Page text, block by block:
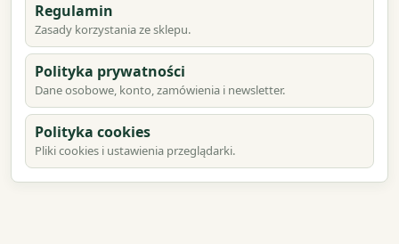
Regulamin
Zasady korzystania ze sklepu.
Polityka prywatności
Dane osobowe, konto, zamówienia i newsletter.
Polityka cookies
Pliki cookies i ustawienia przeglądarki.